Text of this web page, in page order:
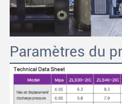
Paramètres du